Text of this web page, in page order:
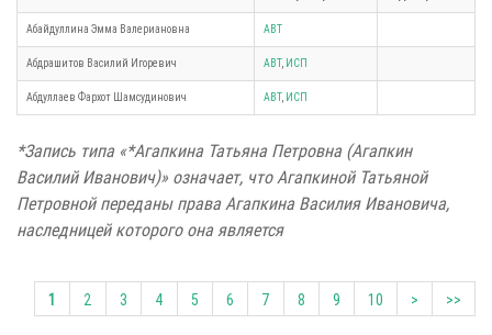
Абайдуллина Эмма Валериановна АВТ
Абдрашитов Василий Игоревич АВТ, ИСП
Абдуллаев Фархот Шамсудинович АВТ, ИСП
*Запись типа «*Агапкина Татьяна Петровна (Агапкин
Василий Иванович)» означает, что Агапкиной Татьяной
Петровной переданы права Агапкина Василия Ивановича,
наследницей которого она является
1 2 3 4 5 6 7 8 9 10 > >>